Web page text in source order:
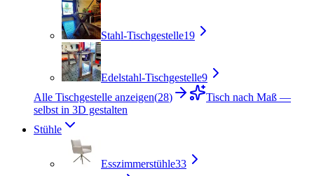
Stahl-Tischgestelle19
Edelstahl-Tischgestelle9
Alle Tischgestelle anzeigen(28)
Tisch nach Maß —
selbst in 3D gestalten
Stühle
Esszimmerstühle33